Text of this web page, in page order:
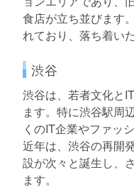
食店が立ち並びます
れており、落ち着い
渋谷
渋谷は、若者文化と
ます。特に渋谷駅周
くのIT企業やファッ
近年は、渋谷の再開
設が次々と誕生し、
ます。